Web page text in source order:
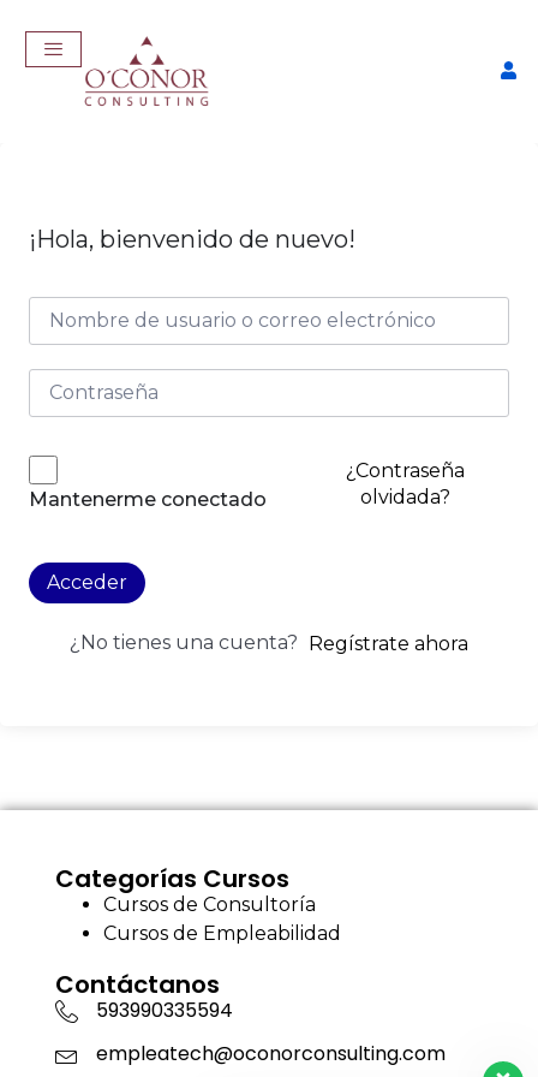
¡Hola, bienvenido de nuevo!
Mantenerme conectado
¿Contraseña
olvidada?
Acceder
¿No tienes una cuenta? Regístrate ahora
Categorías Cursos
Cursos de Consultoría
Cursos de Empleabilidad
Contáctanos
593990335594
empleatech@oconorconsulting.com